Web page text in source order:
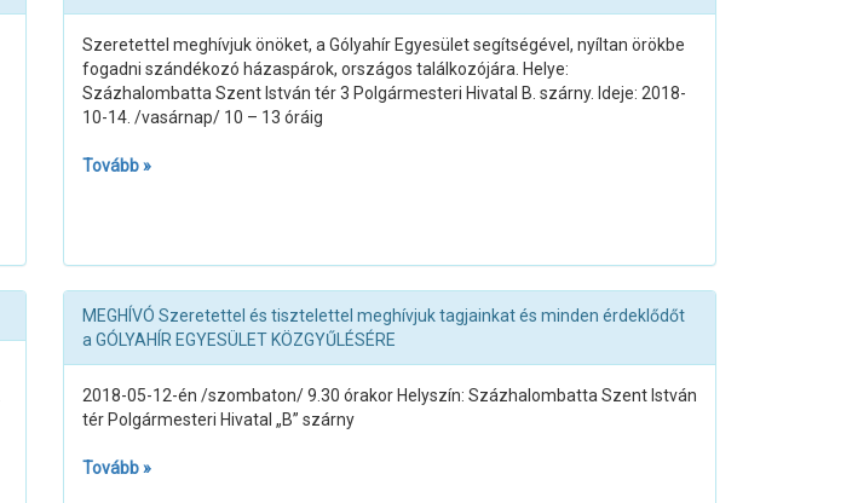
Szeretettel meghívjuk önöket, a Gólyahír Egyesület segítségével, nyíltan örökbe
fogadni szándékozó házaspárok, országos találkozójára. Helye:
Százhalombatta Szent István tér 3 Polgármesteri Hivatal B. szárny. Ideje: 2018-
10-14. /vasárnap/ 10 – 13 óráig
Tovább »
MEGHÍVÓ Szeretettel és tisztelettel meghívjuk tagjainkat és minden érdeklődőt
a GÓLYAHÍR EGYESÜLET KÖZGYŰLÉSÉRE
2018-05-12-én /szombaton/ 9.30 órakor Helyszín: Százhalombatta Szent István
tér Polgármesteri Hivatal „B” szárny
Tovább »